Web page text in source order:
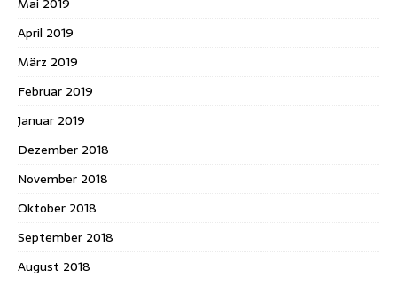
April 2019
März 2019
Februar 2019
Januar 2019
Dezember 2018
November 2018
Oktober 2018
September 2018
August 2018